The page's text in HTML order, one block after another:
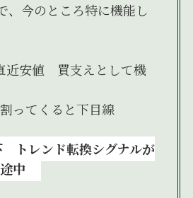
、今のところ特に機能し
近安値 買支えとして機
ると下目線
トレンド転換シグナルが
中